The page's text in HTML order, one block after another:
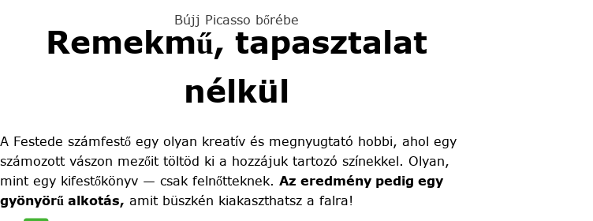
Bújj Picasso bőrébe
Remekmű, tapasztalat
nélkül
A Festede számfestő egy olyan kreatív és megnyugtató hobbi, ahol egy
számozott vászon mezőit töltöd ki a hozzájuk tartozó színekkel. Olyan,
mint egy kifestőkönyv — csak felnőtteknek. Az eredmény pedig egy
gyönyörű alkotás, amit büszkén kiakaszthatsz a falra!